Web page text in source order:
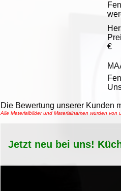
€
Die Bewertung unserer Kunden
Alle Materialbilder und Materialnamen wurden von
Jetzt neu bei uns!